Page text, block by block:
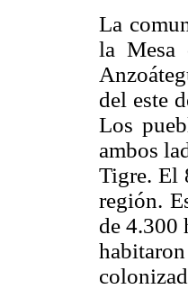
La
la Mesa
del este
Los
ambos
Tigre. El
región.
de 4.300